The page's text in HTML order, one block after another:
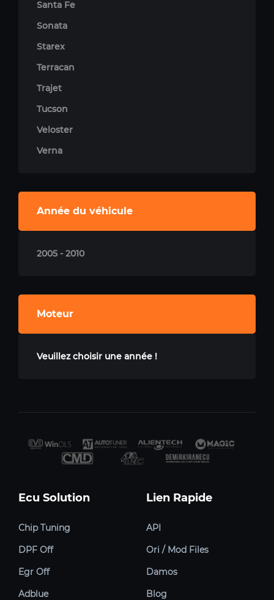
Santa Fe
Sonata
Starex
Terracan
Trajet
Tucson
Veloster
Verna
Année du véhicule
2005 - 2010
Moteur
Veuillez choisir une année !
Ecu Solution
Chip Tuning
DPF Off
Egr Off
Adblue
Lien Rapide
API
Ori / Mod Files
Damos
Blog